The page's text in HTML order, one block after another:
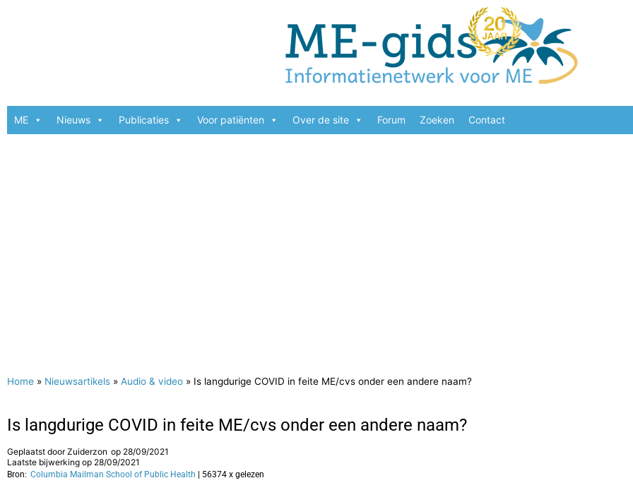
ME Nieuws Publicaties Voor patiënten Over de site Forum Zoeken Contact
Home » Nieuwsartikels » Audio & video » Is langdurige COVID in feite ME/cvs onder een andere naam?
Is langdurige COVID in feite ME/cvs onder een andere naam?
Geplaatst doorZuiderzon op 28/09/2021
Laatste bijwerking op 28/09/2021
Bron: Columbia Mailman School of Public Health | 56374 x gelezen